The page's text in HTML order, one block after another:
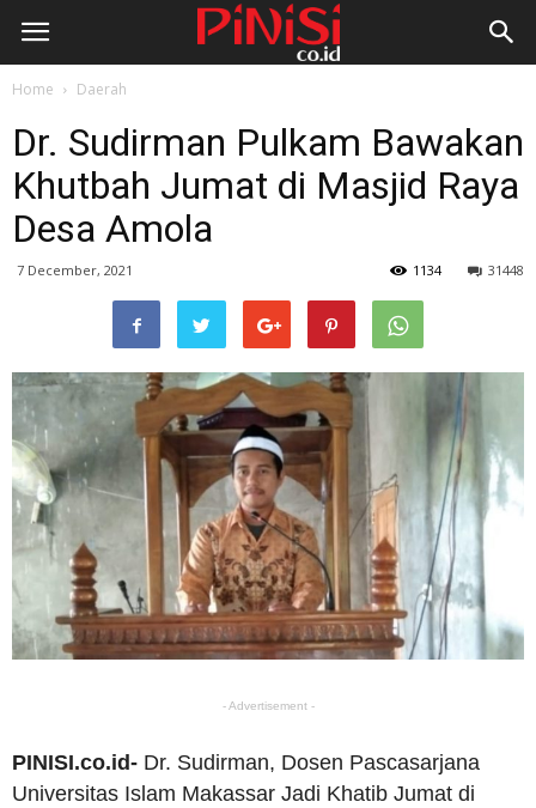
Home Daerah
Dr. Sudirman Pulkam Bawakan
Khutbah Jumat di Masjid Raya
Desa Amola
7 December, 2021 31448
1134
- Advertisement -
PINISI.co.id- Dr. Sudirman, Dosen Pascasarjana
Universitas Islam Makassar Jadi Khatib Jumat di